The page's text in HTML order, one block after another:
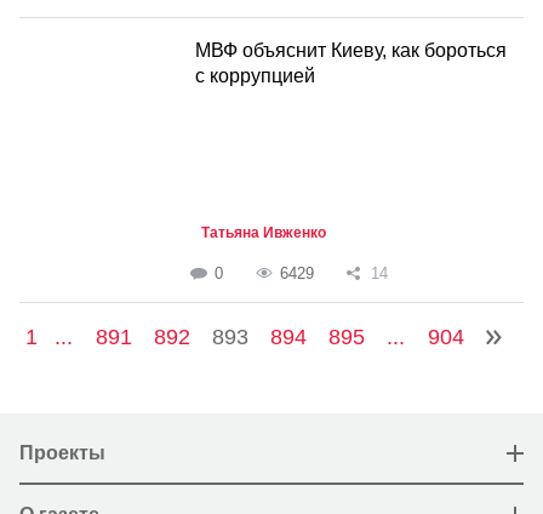
МВФ объяснит Киеву, как бороться
с коррупцией
Татьяна Ивженко
0 6429 14
1 ... 891 892 893 894 895 ... 904
Проекты